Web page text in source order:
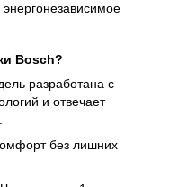
Bosch?
разработана с
и отвечает
без лишних